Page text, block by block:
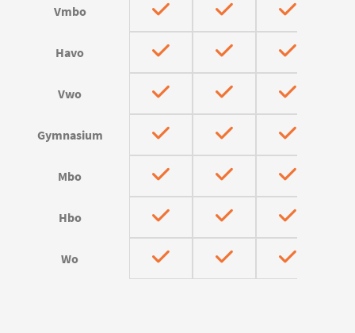
Vmbo
Havo
Vwo
Gymnasium
Mbo
Hbo
Wo